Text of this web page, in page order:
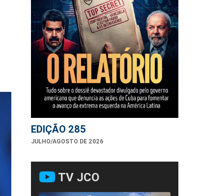
EDIÇÃO 285
JULHO/AGOSTO DE 2026
TV JCO